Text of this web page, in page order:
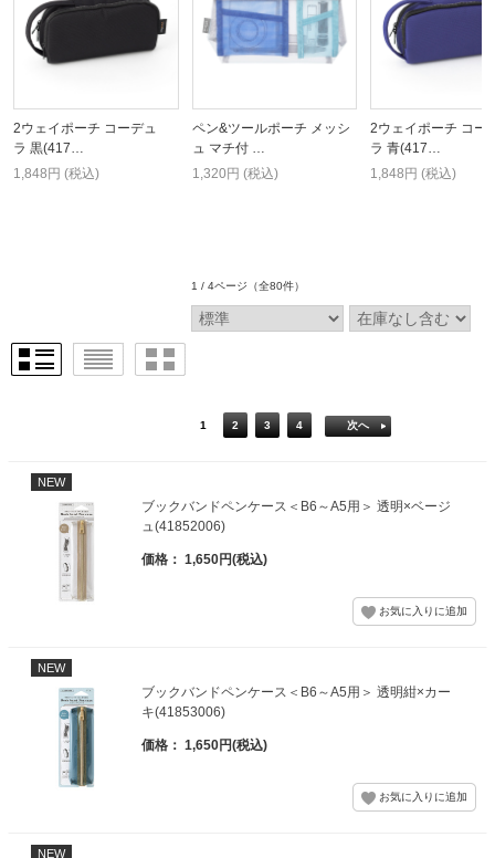
2ウェイポーチ コーデュ
ラ 黒(417…
1,848円 (税込)
ペン&ツールポーチ メッシ
ュ マチ付 …
1,320円 (税込)
2ウェイポーチ コー
ラ 青(417…
1,848円 (税込)
1 / 4ページ （全80件）
1 2 3 4 次へ
NEW
ブックバンドペンケース＜B6～A5用＞ 透明×ベージ
ュ(41852006)
価格： 1,650円(税込)
NEW
ブックバンドペンケース＜B6～A5用＞ 透明紺×カー
キ(41853006)
価格： 1,650円(税込)
NEW